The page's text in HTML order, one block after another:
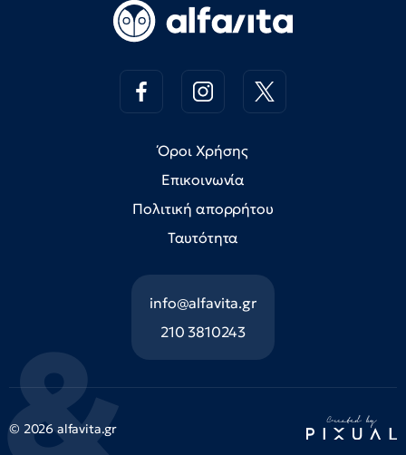
Όροι Χρήσης
Επικοινωνία
Πολιτική απορρήτου
Ταυτότητα
info@alfavita.gr
210 3810243
© 2026 alfavita.gr